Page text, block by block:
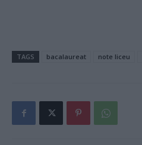
TAGS bacalaureat note liceu